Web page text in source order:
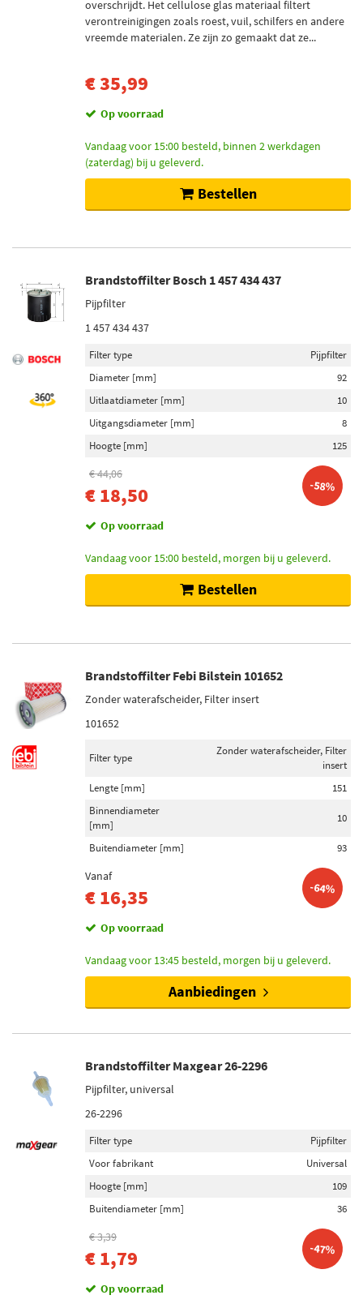
overschrijdt. Het cellulose glas materiaal filtert
verontreinigingen zoals roest, vuil, schilfers en andere
vreemde materialen. Ze zijn zo gemaakt dat ze...
€ 35,99
Op voorraad
Vandaag voor 15:00 besteld, binnen 2 werkdagen
(zaterdag) bij u geleverd.
Bestellen
Brandstoffilter Bosch 1 457 434 437
Pijpfilter
1 457 434 437
Filter type
Pijpfilter
Diameter [mm]
92
Uitlaatdiameter [mm]
10
Uitgangsdiameter [mm]
8
Hoogte [mm]
125
€ 44,06
€ 18,50 -58%
Op voorraad
Vandaag voor 15:00 besteld, morgen bij u geleverd.
Bestellen
Brandstoffilter Febi Bilstein 101652
Zonder waterafscheider, Filter insert
101652
Filter type
Zonder waterafscheider, Filter
insert
Lengte [mm]
151
Binnendiameter
[mm]
10
Buitendiameter [mm] 93
Vanaf
€ 16,35 -64%
Op voorraad
Vandaag voor 13:45 besteld, morgen bij u geleverd.
Aanbiedingen
Brandstoffilter Maxgear 26-2296
Pijpfilter, universal
26-2296
Filter type
Pijpfilter
Voor fabrikant
Universal
Hoogte [mm]
109
Buitendiameter [mm]
36
€ 3,39
€ 1,79 -47%
Op voorraad